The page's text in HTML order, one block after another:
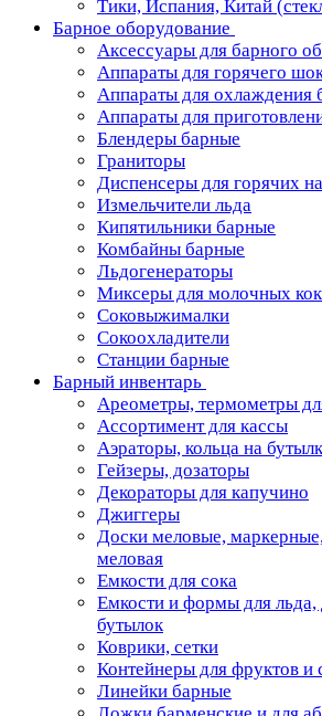
Тики, Испания, Китай
Барное оборудование
Аксессуары для барного
Аппараты для горячего
Аппараты для охлаждения
Аппараты для
Блендеры барные
Граниторы
Диспенсеры для горячих
Измельчители льда
Кипятильники барные
Комбайны барные
Льдогенераторы
Миксеры для молочных
Соковыжималки
Сокоохладители
Станции барные
Барный инвентарь
Ареометры, термометры
Ассортимент для кассы
Аэраторы, кольца на
Гейзеры, дозаторы
Декораторы для капучино
Джиггеры
Доски меловые,
меловая
Емкости для сока
Емкости и формы для льда,
бутылок
Коврики, сетки
Контейнеры для фруктов и
Линейки барные